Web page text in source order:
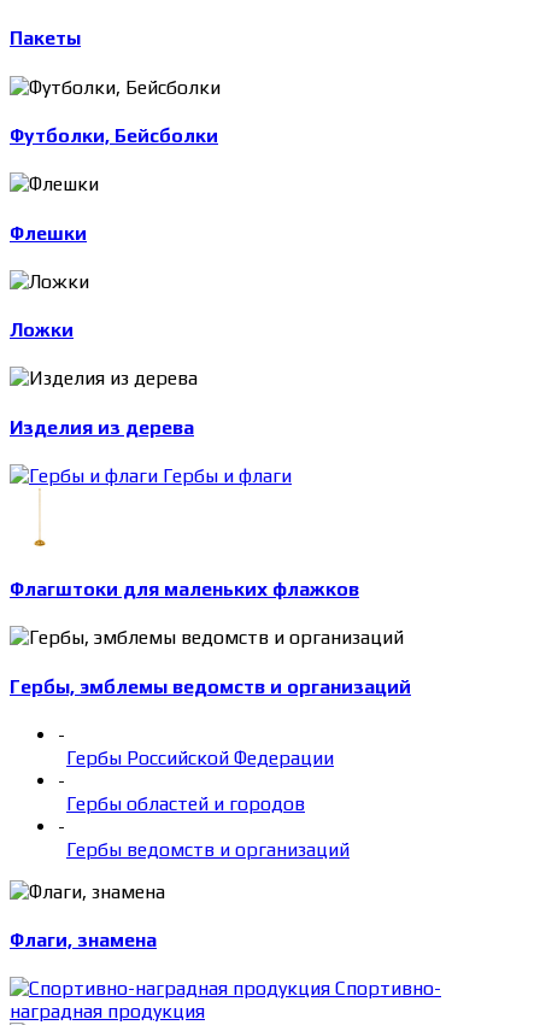
Пакеты
Футболки, Бейсболки
Флешки
Ложки
Изделия из дерева
Гербы и флаги
Флагштоки для маленьких флажков
Гербы, эмблемы ведомств и организаций
-
Гербы Российской Федерации
-
Гербы областей и городов
-
Гербы ведомств и организаций
Флаги, знамена
Спортивно-
наградная продукция